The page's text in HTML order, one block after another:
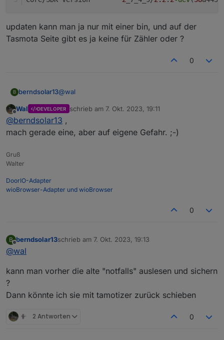
updaten kann man ja nur mit einer bin, und auf der
Tasmota Seite gibt es ja keine für Zähler oder ?
0
B berndsolar13@wal
ja
Program Version	11.1.0(tasmota)
Offline
Wal DEVELOPER schrieb am 7. Okt. 2023, 19:11
zuletzt editiert von
@berndsolar13 ,
mach gerade eine, aber auf eigene Gefahr. ;-)
Gruß
Walter
DoorIO-Adapter
wioBrowser-Adapter und wioBrowser
0
B
Offline
berndsolar13schrieb am 7. Okt. 2023, 19:13
zuletzt editiert von
@wal
kann man vorher die alte "notfalls" auslesen und sichern
?
Dann könnte ich sie mit tamotizer zurück schieben
2 Antworten 0